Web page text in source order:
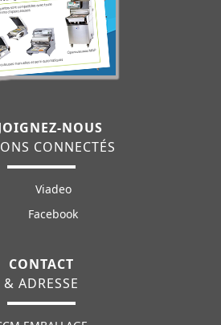
NOUS
CONNECTÉS
Viadeo
Facebook
CONTACT
& ADRESSE